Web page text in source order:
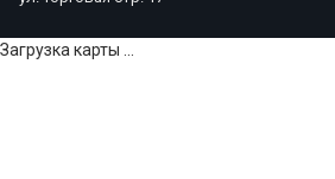
Загрузка карты ...